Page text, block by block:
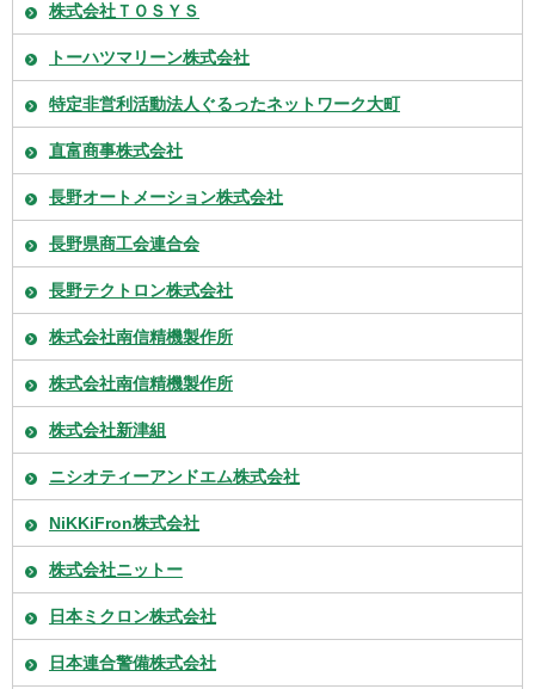
株式会社ＴＯＳＹＳ
トーハツマリーン株式会社
特定非営利活動法人ぐるったネットワーク大町
直富商事株式会社
長野オートメーション株式会社
長野県商工会連合会
長野テクトロン株式会社
株式会社南信精機製作所
株式会社南信精機製作所
株式会社新津組
ニシオティーアンドエム株式会社
NiKKiFron株式会社
株式会社ニットー
日本ミクロン株式会社
日本連合警備株式会社